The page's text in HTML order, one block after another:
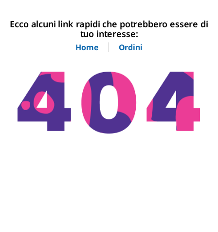
Ecco alcuni link rapidi che potrebbero essere di
tuo interesse:
Home Ordini